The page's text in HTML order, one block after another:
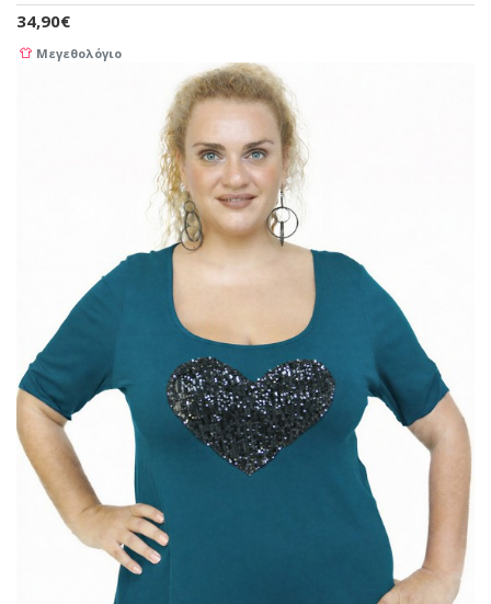
34,90€
Μεγεθολόγιο